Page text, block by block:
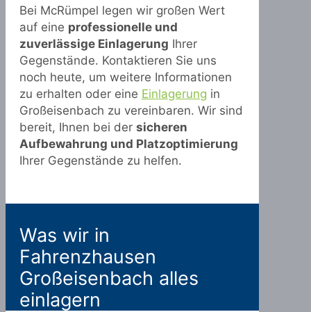
Bei McRümpel legen wir großen Wert
auf eine professionelle und
zuverlässige Einlagerung Ihrer
Gegenstände. Kontaktieren Sie uns
noch heute, um weitere Informationen
zu erhalten oder eine Einlagerung in
Großeisenbach zu vereinbaren. Wir sind
bereit, Ihnen bei der sicheren
Aufbewahrung und Platzoptimierung
Ihrer Gegenstände zu helfen.
Was wir in
Fahrenzhausen
Großeisenbach alles
einlagern